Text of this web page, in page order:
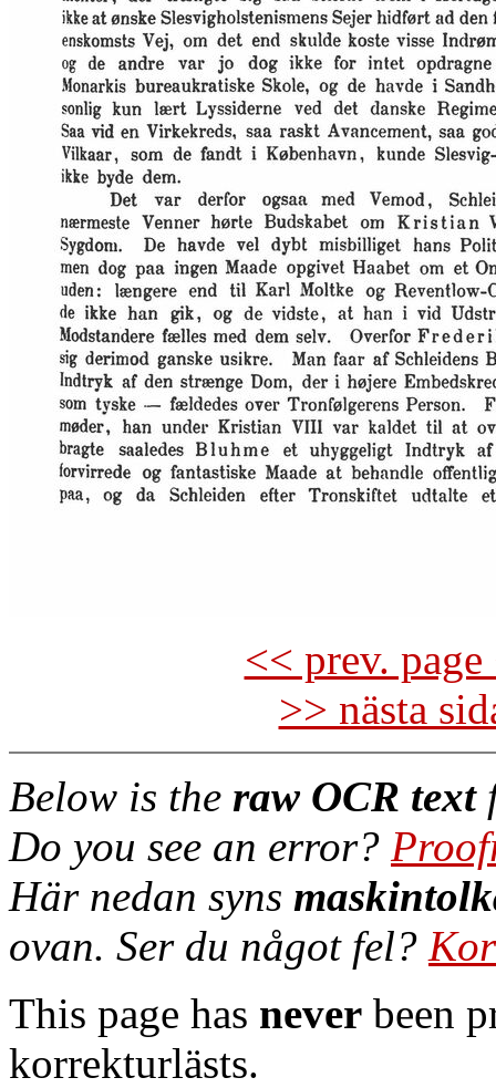
<< prev.
>> nästa
Below is the raw OCR text
Do you see an error?
Här nedan syns
ovan. Ser du något fel?
This page has never been
korrekturlästs.